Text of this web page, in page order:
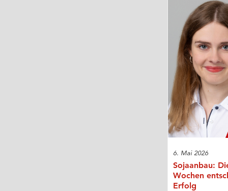
6. Mai 2026
Sojaanbau:
Wochen
Erfolg